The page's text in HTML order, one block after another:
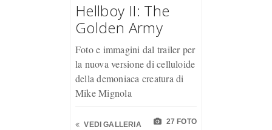
Hellboy II: The
Golden Army
Foto e immagini dal trailer per
la nuova versione di celluloide
della demoniaca creatura di
Mike Mignola
VEDI GALLERIA 27 FOTO